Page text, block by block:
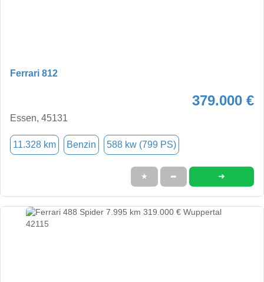
Ferrari 812
379.000 €
Essen, 45131
11.328 km Benzin 588 kw (799 PS)
★ ➦ ➜